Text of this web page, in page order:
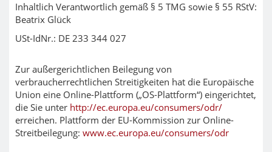
Inhaltlich Verantwortlich gemäß § 5 TMG sowie § 55 RStV:
Beatrix Glück
USt-IdNr.: DE 233 344 027
Zur außergerichtlichen Beilegung von
verbraucherrechtlichen Streitigkeiten hat die Europäische
Union eine Online-Plattform („OS-Plattform“) eingerichtet,
die Sie unter http://ec.europa.eu/consumers/odr/
erreichen. Plattform der EU-Kommission zur Online-
Streitbeilegung: www.ec.europa.eu/consumers/odr